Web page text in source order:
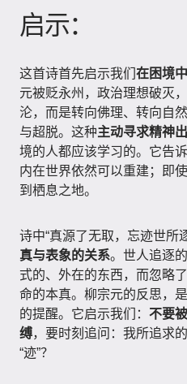
启示：
这首诗首先启示我们 在困境
元被贬永州，政治理想破灭
沦，而是转向佛理、转向自
与超脱。这种主动寻求精神
境的人都应该学习的。它告
内在世界依然可以重建；即
到栖息之地。
诗中“真源了无取，忘迹世所
真与表象的关系。世人追逐
式的、外在的东西，而忽略
命的本真。柳宗元的反思，
的提醒。它启示我们： 不要
缚，要时刻追问：我所追求
“迹”？